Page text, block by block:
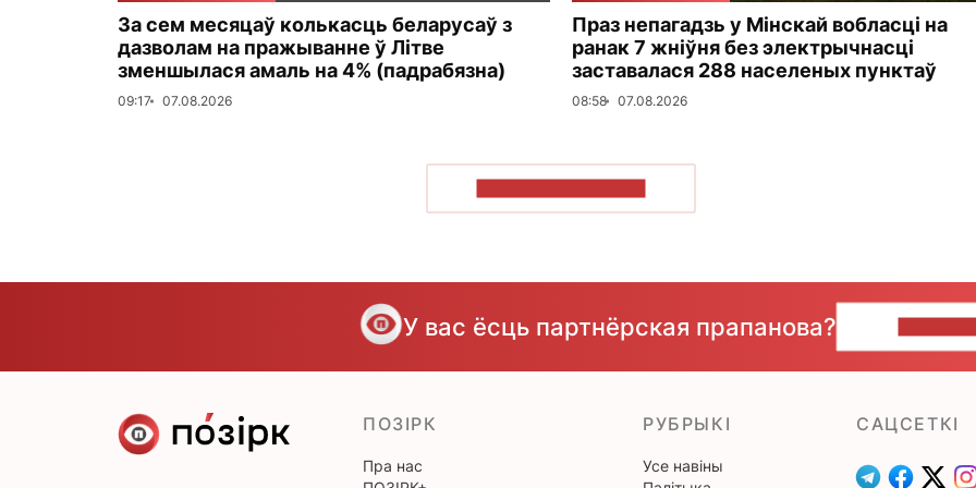
За сем месяцаў колькасць беларусаў з
дазволам на пражыванне ў Літве
зменшылася амаль на 4% (падрабязна)
09:17 07.08.2026
Праз непагадзь у Мінскай вобласці на
ранак 7 жніўня без электрычнасці
заставалася 288 населеных пунктаў
08:58 07.08.2026
У вас ёсць партнёрская прапанова?
ПОЗІРК
Пра нас
РУБРЫКІ
Усе навіны
САЦСЕТКІ